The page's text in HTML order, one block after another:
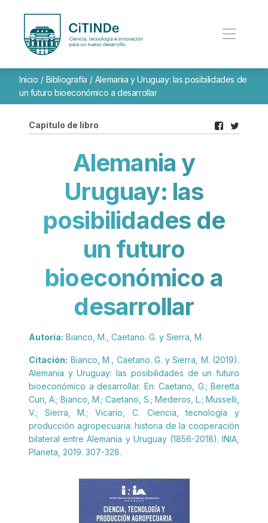
Inicio / Bibliografía / Alemania y Uruguay: las posibilidades de
un futuro bioeconómico a desarrollar
Capítulo de libro
Alemania y
Uruguay: las
posibilidades de
un futuro
bioeconómico a
desarrollar
Autoría: Bianco, M., Caetano. G. y Sierra, M.
Citación: Bianco, M., Caetano. G. y Sierra, M. (2019).
Alemania y Uruguay: las posibilidades de un futuro
bioeconómico a desarrollar. En: Caetano, G.; Beretta
Curi, A.; Bianco, M.; Caetano, S.; Mederos, L.; Musselli,
V.; Sierra, M.; Vicario, C. Ciencia, tecnología y
producción agropecuaria: historia de la cooperación
bilateral entre Alemania y Uruguay (1856-2018). INIA,
Planeta, 2019. 307-328.